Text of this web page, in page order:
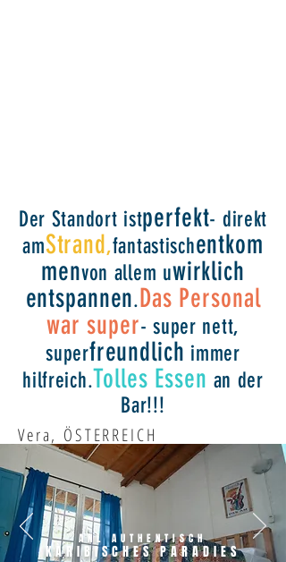
Der Standort istperfekt- direkt
amStrand,fantastischentkom
menvon allem uwirklich
entspannen.Das Personal
war super- super nett,
superfreundlich immer
hilfreich.Tolles Essen an der
Bar!!!
Vera, ÖSTERREICH
ANL AUTHENTISCH
KARIBISCHES PARADIES